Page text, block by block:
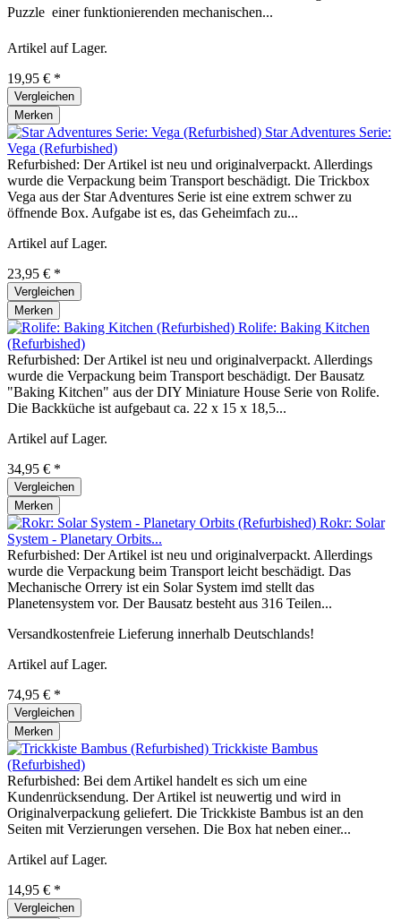
Puzzle  einer funktionierenden mechanischen...
Artikel auf Lager.
19,95 € *
Vergleichen
Merken
Star Adventures Serie:
Vega (Refurbished)
Refurbished: Der Artikel ist neu und originalverpackt. Allerdings
wurde die Verpackung beim Transport beschädigt. Die Trickbox
Vega aus der Star Adventures Serie ist eine extrem schwer zu
öffnende Box. Aufgabe ist es, das Geheimfach zu...
Artikel auf Lager.
23,95 € *
Vergleichen
Merken
Rolife: Baking Kitchen
(Refurbished)
Refurbished: Der Artikel ist neu und originalverpackt. Allerdings
wurde die Verpackung beim Transport beschädigt. Der Bausatz
"Baking Kitchen" aus der DIY Miniature House Serie von Rolife.
Die Backküche ist aufgebaut ca. 22 x 15 x 18,5...
Artikel auf Lager.
34,95 € *
Vergleichen
Merken
Rokr: Solar
System - Planetary Orbits...
Refurbished: Der Artikel ist neu und originalverpackt. Allerdings
wurde die Verpackung beim Transport leicht beschädigt. Das
Mechanische Orrery ist ein Solar System imd stellt das
Planetensystem vor. Der Bausatz besteht aus 316 Teilen...
Versandkostenfreie Lieferung innerhalb Deutschlands!
Artikel auf Lager.
74,95 € *
Vergleichen
Merken
Trickkiste Bambus
(Refurbished)
Refurbished: Bei dem Artikel handelt es sich um eine
Kundenrücksendung. Der Artikel ist neuwertig und wird in
Originalverpackung geliefert. Die Trickkiste Bambus ist an den
Seiten mit Verzierungen versehen. Die Box hat neben einer...
Artikel auf Lager.
14,95 € *
Vergleichen